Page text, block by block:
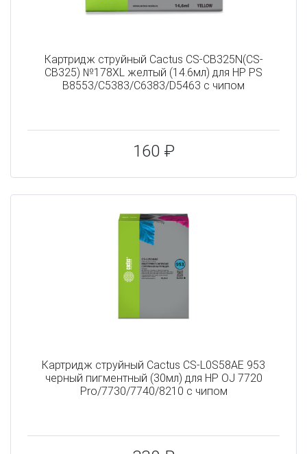
Картридж струйный Cactus CS-CB325N(CS-
CB325) №178XL желтый (14.6мл) для HP PS
B8553/C5383/C6383/D5463 с чипом
160 ₽
Картридж струйный Cactus CS-L0S58AE 953
черный пигментный (30мл) для HP OJ 7720
Pro/7730/7740/8210 с чипом